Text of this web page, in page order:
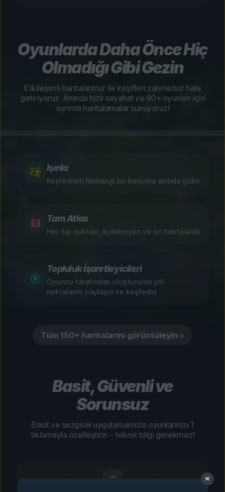
Oyunlarda Daha Önce Hiç
Olmadığı Gibi Gezin
Etkileşimli haritalarımız ile keşifleri zahmetsiz hale
getiriyoruz. Anında hızlı seyahat ve 60+ oyunları için
ayrıntılı haritalamalar sunuyoruz!
Işınla
Keşfedilen herhangi bir konuma anında gidin
Tam Atlas
Her ilgi noktası, koleksiyon ve sır haritalandı
Topluluk İşaretleyicileri
Oyuncu tarafından oluşturulan yol
noktalarını paylaşın ve keşfedin
Tüm 150+ haritalarını görüntüleyin
Basit, Güvenli ve
Sorunsuz
Basit ve sezgisel uygulamamızla oyunlarınızı 1
tıklamayla özelleştirin – teknik bilgi gerekmez!